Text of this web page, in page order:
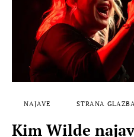
NAJAVE STRANA
Kim Wilde